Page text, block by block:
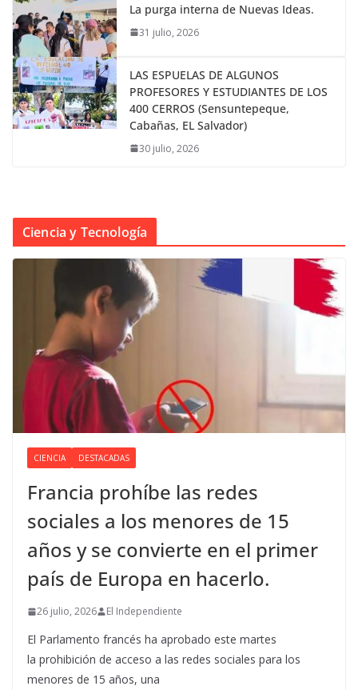
La purga interna de Nuevas Ideas.
31 julio, 2026
LAS ESPUELAS DE ALGUNOS
PROFESORES Y ESTUDIANTES DE LOS
400 CERROS (Sensuntepeque,
Cabañas, EL Salvador)
30 julio, 2026
Ciencia y Tecnología
CIENCIA DESTACADAS
Francia prohíbe las redes
sociales a los menores de 15
años y se convierte en el primer
país de Europa en hacerlo.
26 julio, 2026 El Independiente
El Parlamento francés ha aprobado este martes
la prohibición de acceso a las redes sociales para los
menores de 15 años, una